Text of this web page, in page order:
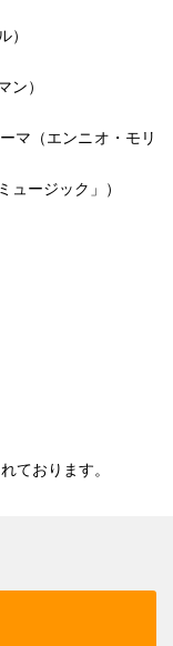
）
ン）
マ（エンニオ・モリ
ュージック」）
ております。